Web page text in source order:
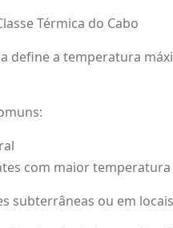
Térmica do Cabo
define a temperatura
com maior
subterrâneas ou em